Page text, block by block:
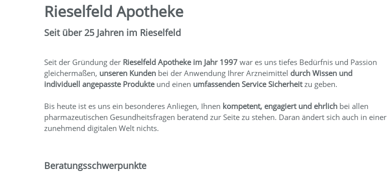
Rieselfeld Apotheke
Seit über 25 Jahren im Rieselfeld
Seit der Gründung der Rieselfeld Apotheke im Jahr 1997 war es uns tiefes Bedürfnis und Passion
gleichermaßen, unseren Kunden bei der Anwendung Ihrer Arzneimittel durch Wissen und
individuell angepasste Produkteund einen umfassenden Service Sicherheitzu geben.
Bis heute ist es uns ein besonderes Anliegen, Ihnen kompetent, engagiert und ehrlich bei allen
pharmazeutischen Gesundheitsfragen beratend zur Seite zu stehen. Daran ändert sich auch in einer
zunehmend digitalen Welt nichts.
Beratungsschwerpunkte